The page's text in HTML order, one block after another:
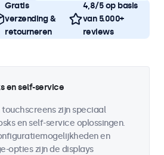
Gratis
verzending &
retourneren
4,8/5 op basis
van 5.000+
reviews
en self-service
zijn speciaal
en self-service oplossingen.
en
opties zijn de displays